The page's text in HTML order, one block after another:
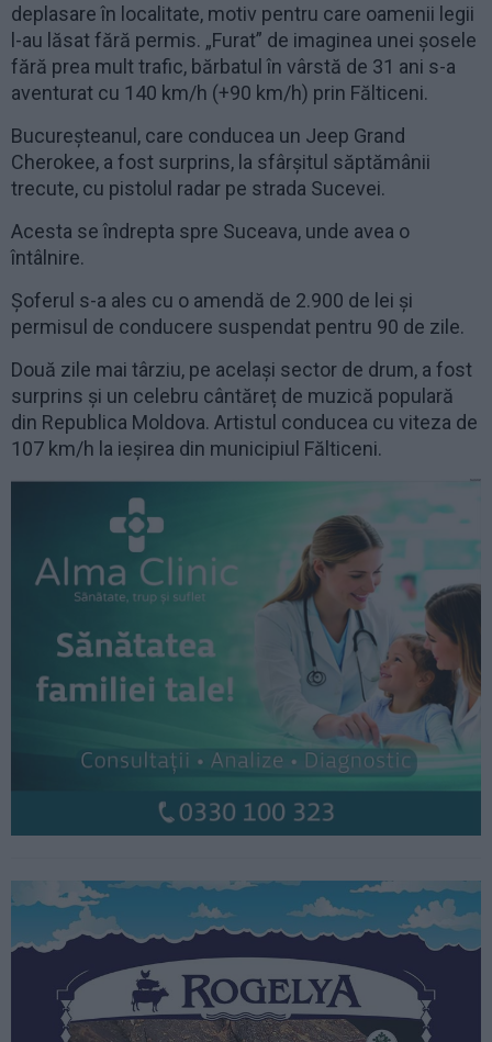
deplasare în localitate, motiv pentru care oamenii legii
l-au lăsat fără permis. „Furat” de imaginea unei șosele
fără prea mult trafic, bărbatul în vârstă de 31 ani s-a
aventurat cu 140 km/h (+90 km/h) prin Fălticeni.
Bucureșteanul, care conducea un Jeep Grand
Cherokee, a fost surprins, la sfârșitul săptămânii
trecute, cu pistolul radar pe strada Sucevei.
Acesta se îndrepta spre Suceava, unde avea o
întâlnire.
Șoferul s-a ales cu o amendă de 2.900 de lei și
permisul de conducere suspendat pentru 90 de zile.
Două zile mai târziu, pe același sector de drum, a fost
surprins și un celebru cântăreț de muzică populară
din Republica Moldova. Artistul conducea cu viteza de
107 km/h la ieșirea din municipiul Fălticeni.